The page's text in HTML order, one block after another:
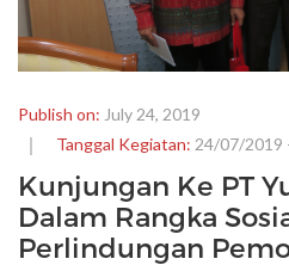
Publish on: July 24, 2019
Tanggal Kegiatan: 24/07/2019
Kunjungan Ke PT
Dalam Rangka
Perlindungan